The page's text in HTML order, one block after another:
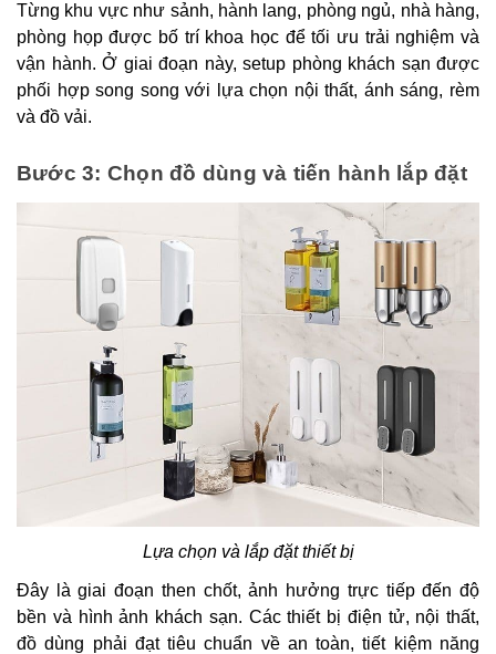
Từng khu vực như sảnh, hành lang, phòng ngủ, nhà hàng,
phòng họp được bố trí khoa học để tối ưu trải nghiệm và
vận hành. Ở giai đoạn này, setup phòng khách sạn được
phối hợp song song với lựa chọn nội thất, ánh sáng, rèm
và đồ vải.
Bước 3: Chọn đồ dùng và tiến hành lắp đặt
Lựa chọn và lắp đặt thiết bị
Đây là giai đoạn then chốt, ảnh hưởng trực tiếp đến độ
bền và hình ảnh khách sạn. Các thiết bị điện tử, nội thất,
đồ dùng phải đạt tiêu chuẩn về an toàn, tiết kiệm năng